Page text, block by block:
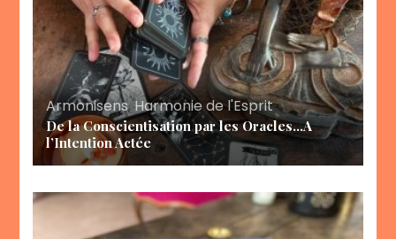
Armonisens,Harmonie de l'Esprit
De la Conscientisation par les Oracles…A
l’Intention Actée